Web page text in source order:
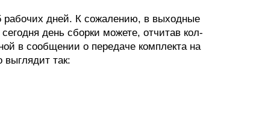
дней. К сожалению, в выходные
день сборки можете, отчитав кол-
в сообщении о передаче комплекта на
так: